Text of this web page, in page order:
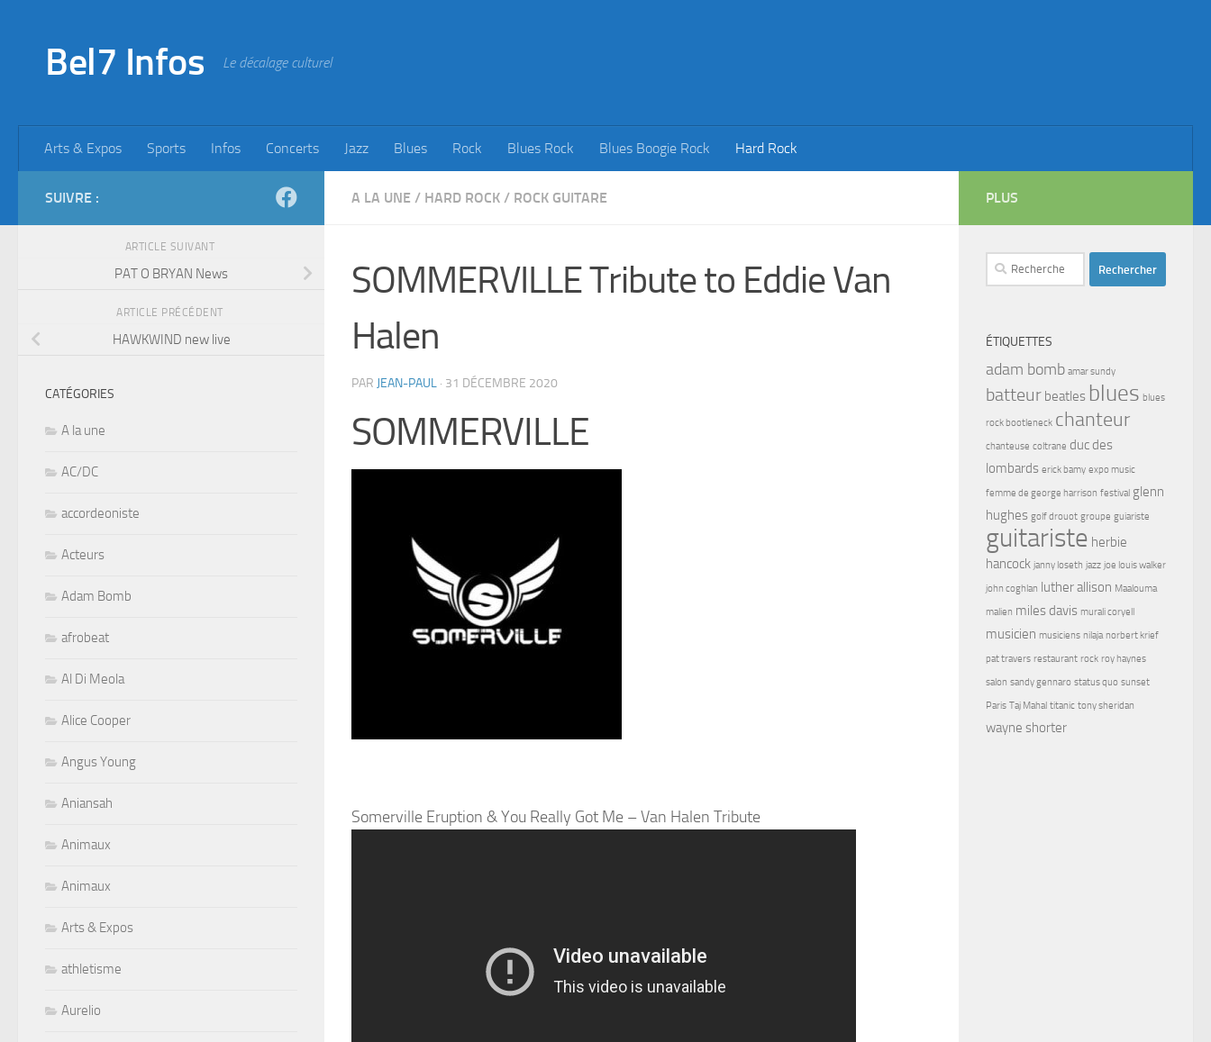
Bel7 Infos Le décalage culturel
Arts & Expos Sports Infos Concerts Jazz Blues Rock Blues Rock Blues Boogie Rock Hard Rock
A LA UNE / HARD ROCK / ROCK GUITARE
SOMMERVILLE Tribute to Eddie Van
Halen
PAR JEAN-PAUL · 31 DÉCEMBRE 2020
SOMMERVILLE
Somerville Eruption & You Really Got Me – Van Halen Tribute
SUIVRE :
ARTICLE SUIVANT
PAT O BRYAN News
ARTICLE PRÉCÉDENT
HAWKWIND new live
CATÉGORIES
A la une
AC/DC
accordeoniste
Acteurs
Adam Bomb
afrobeat
Al Di Meola
Alice Cooper
Angus Young
Aniansah
Animaux
Animaux
Arts & Expos
athletisme
Aurelio
PLUS
Rechercher :
ÉTIQUETTES
adam bomb amar sundy
batteur beatles blues blues
rock bootleneck chanteur
chanteuse coltrane duc des
lombards erick bamy expo music
femme de george harrison festival glenn
hughes golf drouot groupe guiariste
guitariste herbie
hancock janny loseth jazz joe louis walker
john coghlan luther allison Maalouma
malien miles davis murali coryell
musicien musiciens nilaja norbert krief
pat travers restaurant rock roy haynes
salon sandy gennaro status quo sunset
Paris Taj Mahal titanic tony sheridan
wayne shorter